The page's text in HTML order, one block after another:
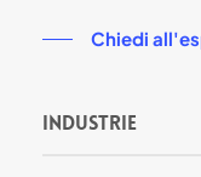
Chiedi
Industrie
Inoltre, i